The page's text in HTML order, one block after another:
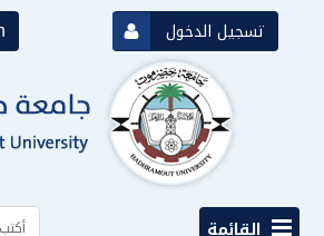
تسجيل الدخول
القائمة